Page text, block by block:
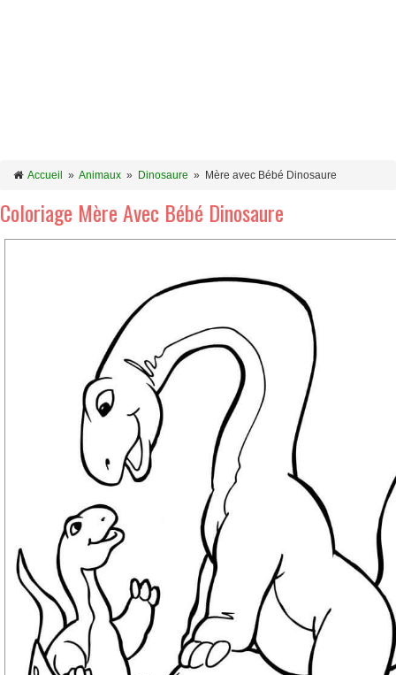
Accueil » Animaux » Dinosaure » Mère avec Bébé Dinosaure
Coloriage Mère Avec Bébé Dinosaure